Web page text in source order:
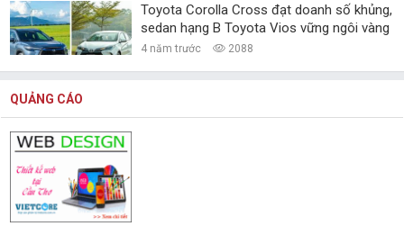
Toyota Corolla Cross đạt doanh số khủng,
sedan hạng B Toyota Vios vững ngôi vàng
4 năm trước 2088
QUẢNG CÁO